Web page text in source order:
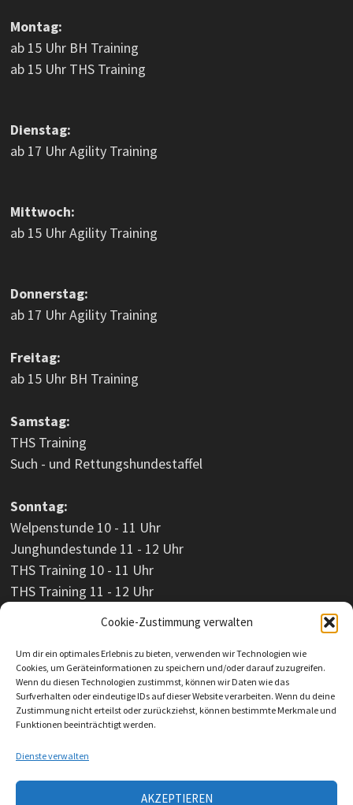
Cookie-Zustimmung verwalten
Um dir ein optimales Erlebnis zu bieten, verwenden wir Technologien wie
Cookies, um Geräteinformationen zu speichern und/oder darauf zuzugreifen.
Wenn du diesen Technologien zustimmst, können wir Daten wie das
Surfverhalten oder eindeutige IDs auf dieser Website verarbeiten. Wenn du deine
Zustimmung nicht erteilst oder zurückziehst, können bestimmte Merkmale und
Funktionen beeinträchtigt werden.
Dienste verwalten
AKZEPTIEREN
Montag:
ab 15 Uhr BH Training
ab 15 Uhr THS Training
Dienstag:
ab 17 Uhr Agility Training
Mittwoch:
ab 15 Uhr Agility Training
Donnerstag:
ab 17 Uhr Agility Training
Freitag:
ab 15 Uhr BH Training
Samstag:
THS Training
Such - und Rettungshundestaffel
Sonntag:
Welpenstunde 10 - 11 Uhr
Junghundestunde 11 - 12 Uhr
THS Training 10 - 11 Uhr
THS Training 11 - 12 Uhr